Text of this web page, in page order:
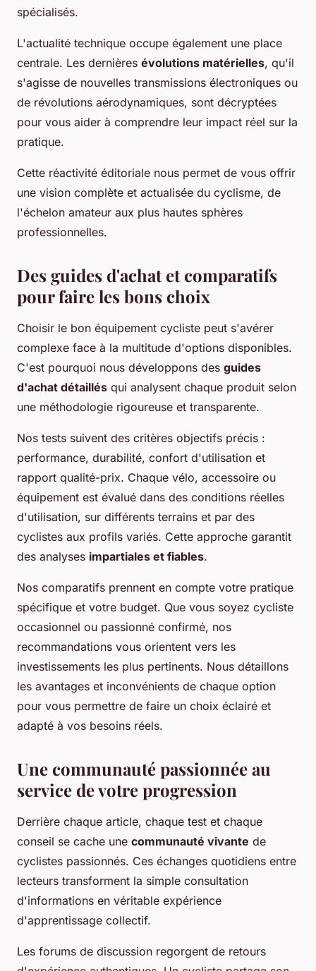
spécialisés.
L'actualité technique occupe également une place
centrale. Les dernières évolutions matérielles, qu'il
s'agisse de nouvelles transmissions électroniques ou
de révolutions aérodynamiques, sont décryptées
pour vous aider à comprendre leur impact réel sur la
pratique.
Cette réactivité éditoriale nous permet de vous offrir
une vision complète et actualisée du cyclisme, de
l'échelon amateur aux plus hautes sphères
professionnelles.
Des guides d'achat et comparatifs
pour faire les bons choix
Choisir le bon équipement cycliste peut s'avérer
complexe face à la multitude d'options disponibles.
C'est pourquoi nous développons des guides
d'achat détaillés qui analysent chaque produit selon
une méthodologie rigoureuse et transparente.
Nos tests suivent des critères objectifs précis :
performance, durabilité, confort d'utilisation et
rapport qualité-prix. Chaque vélo, accessoire ou
équipement est évalué dans des conditions réelles
d'utilisation, sur différents terrains et par des
cyclistes aux profils variés. Cette approche garantit
des analyses impartiales et fiables.
Nos comparatifs prennent en compte votre pratique
spécifique et votre budget. Que vous soyez cycliste
occasionnel ou passionné confirmé, nos
recommandations vous orientent vers les
investissements les plus pertinents. Nous détaillons
les avantages et inconvénients de chaque option
pour vous permettre de faire un choix éclairé et
adapté à vos besoins réels.
Une communauté passionnée au
service de votre progression
Derrière chaque article, chaque test et chaque
conseil se cache une communauté vivante de
cyclistes passionnés. Ces échanges quotidiens entre
lecteurs transforment la simple consultation
d'informations en véritable expérience
d'apprentissage collectif.
Les forums de discussion regorgent de retours